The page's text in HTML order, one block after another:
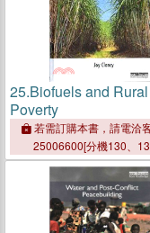
25.Biofuels and Rural
Poverty
若需訂購本書，請電洽
25006600[分機130、